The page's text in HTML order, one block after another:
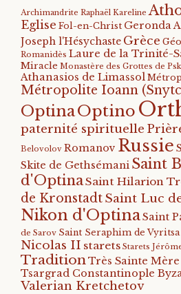
Archimandrite Raphaël Kareline
Eglise Fol-en-Christ Geronda
Joseph l'Hésychaste Grèce
Romanidès Laure de la Trinité-
Miracle Monastère des Grottes de
Athanasios de Limassol
Métropolite Ioann
OptinaOptino
paternité spirituelle
Belovolov Romanov Russie
Skite de Gethsémani Saint
d'Optina Saint Hilarion
de KronstadtSaint Luc
Nikon d'OptinaSaint
de Sarov Saint Seraphim de Vyritsa
Nicolas II starets Starets
TraditionTrès Sainte
Tsargrad Constantinople
Valerian Kretchetov